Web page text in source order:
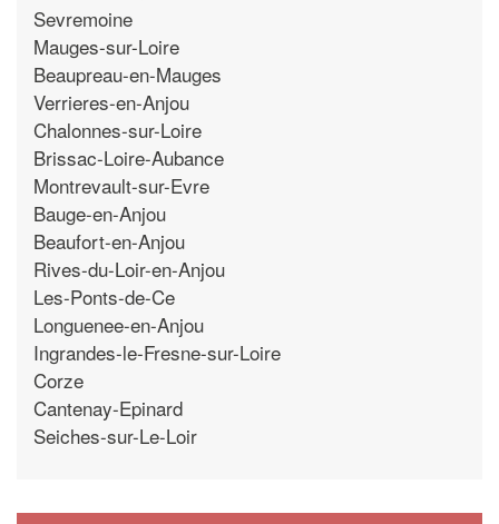
Sevremoine
Mauges-sur-Loire
Beaupreau-en-Mauges
Verrieres-en-Anjou
Chalonnes-sur-Loire
Brissac-Loire-Aubance
Montrevault-sur-Evre
Bauge-en-Anjou
Beaufort-en-Anjou
Rives-du-Loir-en-Anjou
Les-Ponts-de-Ce
Longuenee-en-Anjou
Ingrandes-le-Fresne-sur-Loire
Corze
Cantenay-Epinard
Seiches-sur-Le-Loir